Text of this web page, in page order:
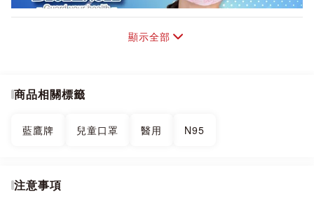
顯示全部
商品相關標籤
藍鷹牌 兒童口罩 醫用 N95
注意事項